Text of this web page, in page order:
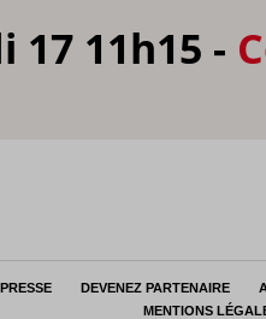
17 11h15 -
DEVENEZ PARTENAIRE
MENTIONS